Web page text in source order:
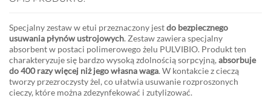
Specjalny zestaw w etui przeznaczony jestdo bezpiecznego
usuwania płynów ustrojowych. Zestaw zawiera specjalny
absorbent w postaci polimerowego żelu PULVIBIO. Produkt ten
charakteryzuje się bardzo wysoką zdolnością sorpcyjną, absorbuje
do 400 razy więcej niż jego własna waga. W kontakcie z cieczą
tworzy przezroczysty żel, co ułatwia usuwanie rozproszonych
cieczy, które można zdezynfekować i zutylizować.